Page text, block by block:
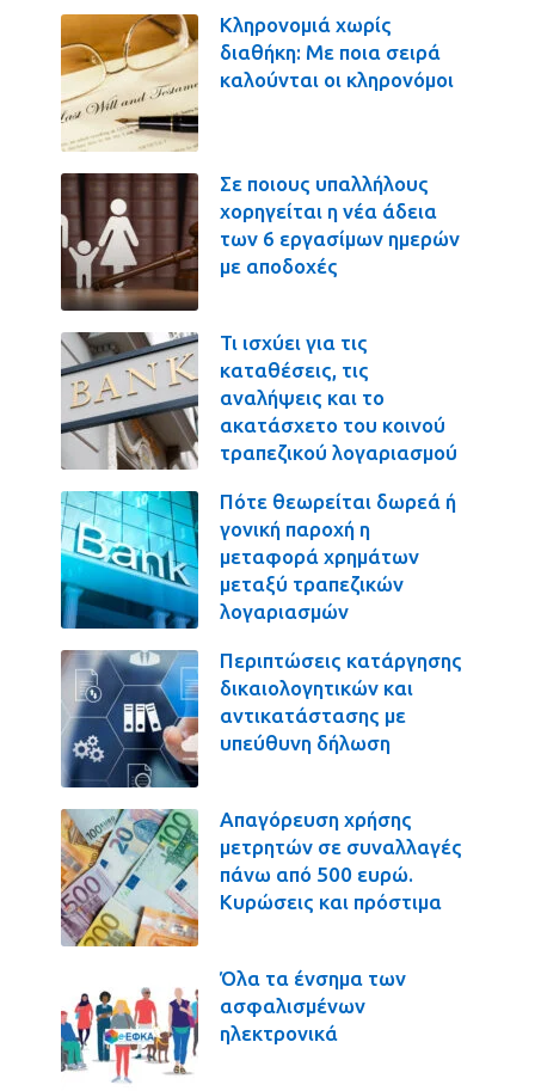
Κληρονομιά χωρίς
διαθήκη: Με ποια σειρά
καλούνται οι κληρονόμοι
Σε ποιους υπαλλήλους
χορηγείται η νέα άδεια
των 6 εργασίμων ημερών
με αποδοχές
Τι ισχύει για τις
καταθέσεις, τις
αναλήψεις και το
ακατάσχετο του κοινού
τραπεζικού λογαριασμού
Πότε θεωρείται δωρεά ή
γονική παροχή η
μεταφορά χρημάτων
μεταξύ τραπεζικών
λογαριασμών
Περιπτώσεις κατάργησης
δικαιολογητικών και
αντικατάστασης με
υπεύθυνη δήλωση
Απαγόρευση χρήσης
μετρητών σε συναλλαγές
πάνω από 500 ευρώ.
Κυρώσεις και πρόστιμα
Όλα τα ένσημα των
ασφαλισμένων
ηλεκτρονικά